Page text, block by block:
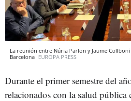
La reunión entre Núria Parlon y Jaume
Barcelona EUROPA PRESS
Durante el primer semestre del
relacionados con la salud